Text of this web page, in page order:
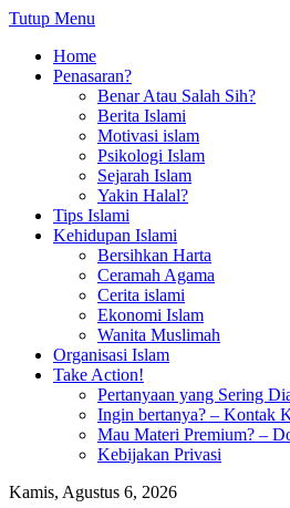
Tutup Menu
Home
Penasaran?
Benar Atau Salah Sih?
Berita Islami
Motivasi islam
Psikologi Islam
Sejarah Islam
Yakin Halal?
Tips Islami
Kehidupan Islami
Bersihkan Harta
Ceramah Agama
Cerita islami
Ekonomi Islam
Wanita Muslimah
Organisasi Islam
Take Action!
Pertanyaan yang Sering
Ingin bertanya? – Kontak
Mau Materi Premium? –
Kebijakan Privasi
Kamis, Agustus 6, 2026